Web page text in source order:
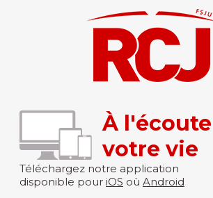
À
votre vie
Téléchargez notre application
disponible pour iOS où Android